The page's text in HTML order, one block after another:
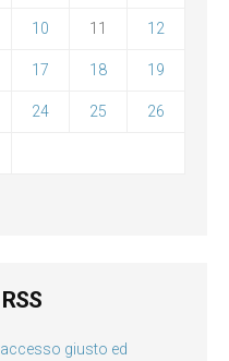
10 11 12
17 18 19
24 25 26
accesso giusto ed